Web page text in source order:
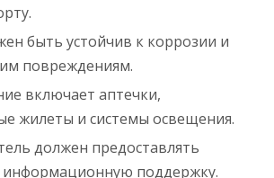
быть устойчив к коррозии и
повреждениям.
включает аптечки,
жилеты и системы освещения.
должен предоставлять
информационную поддержку.